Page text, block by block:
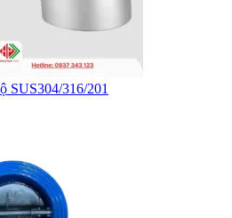
SUS304/316/201